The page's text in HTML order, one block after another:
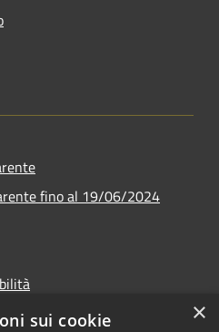
fino al 19/06/2024
×
sui cookie